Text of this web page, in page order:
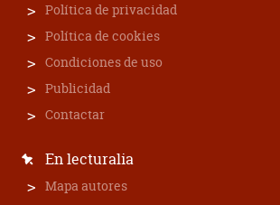
Política de privacidad
Política de cookies
Condiciones de uso
Publicidad
Contactar
En lecturalia
Mapa autores